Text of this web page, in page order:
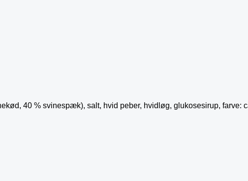
40 % svinespæk), salt, hvid peber, hvidløg, glukosesirup, farve: